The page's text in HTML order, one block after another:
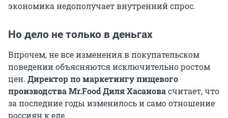
экономика недополучает внутренний спрос.
Но дело не только в деньгах
Впрочем, не все изменения в покупательском
поведении объясняются исключительно ростом
цен. Директор по маркетингу пищевого
производства Mr.Food Диля Хасановасчитает, что
за последние годы изменилось и само отношение
россиян к еде.